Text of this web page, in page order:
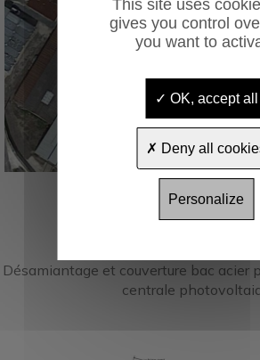
Projet à MUSSIDAN
Désamiantage et couverture bac acier
centrale
This site uses
gives you control
you want to
OK, accept all
Deny all
Personalize